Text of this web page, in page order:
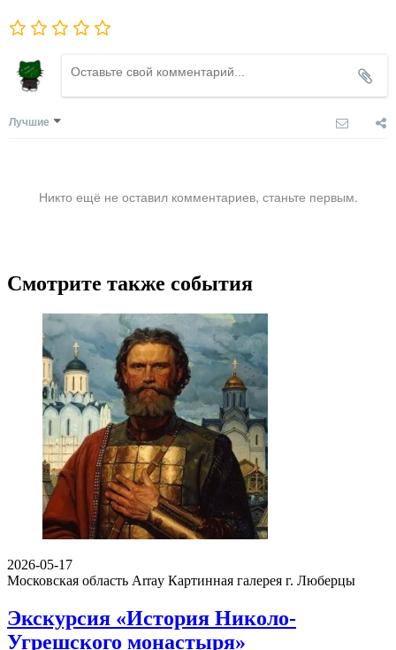
Лучшие
Никто ещё не оставил комментариев, станьте первым.
Смотрите также события
2026-05-17
Московская область Array Картинная галерея г. Люберцы
Экскурсия «История Николо-
Угрешского монастыря»